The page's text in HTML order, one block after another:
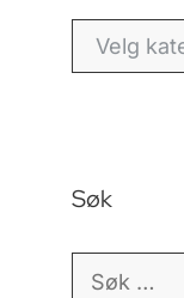
Kategorier
Søk
Søk